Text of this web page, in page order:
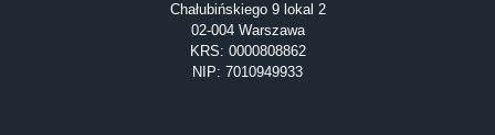
Chałubińskiego 9 lokal 2
02-004 Warszawa
KRS: 0000808862
NIP: 7010949933